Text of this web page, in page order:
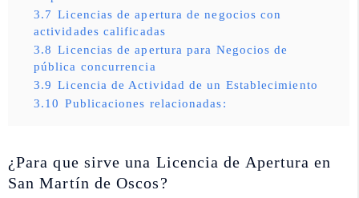
3.7 Licencias de apertura de negocios con
actividades calificadas
3.8 Licencias de apertura para Negocios de
pública concurrencia
3.9 Licencia de Actividad de un Establecimiento
3.10 Publicaciones relacionadas:
¿Para que sirve una Licencia de Apertura en
San Martín de Oscos?